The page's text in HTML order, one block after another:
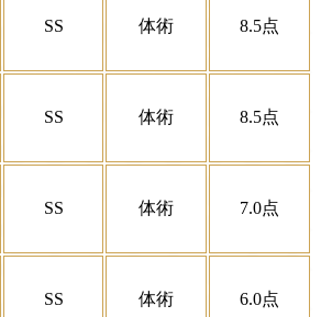
SS 体術 8.5点
SS 体術 8.5点
SS 体術 7.0点
SS 体術 6.0点